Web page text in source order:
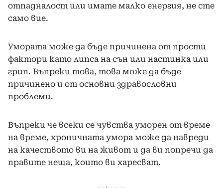
отпадналост или имате малко енергия, не сте
само вие.
Умората може да бъде причинена от прости
фактори като липса на сън или настинка или
грип. Въпреки това, това може да бъде
причинено и от основни здравословни
проблеми.
Въпреки че всеки се чувства уморен от време
на време, хроничната умора може да навреди
на качеството ви на живот и да ви попречи да
правите неща, които ви харесват.